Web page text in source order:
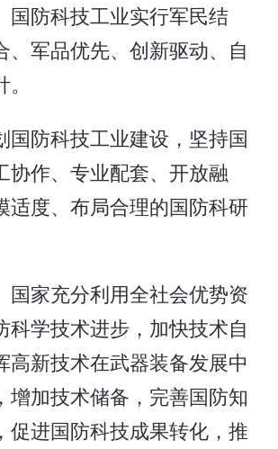
防科技工业实行军民结
、军品优先、创新驱动、自
国防科技工业建设，坚持国
协作、专业配套、开放融
适度、布局合理的国防科研
家充分利用全社会优势资
科学技术进步，加快技术自
高新技术在武器装备发展中
增加技术储备，完善国防知
促进国防科技成果转化，推